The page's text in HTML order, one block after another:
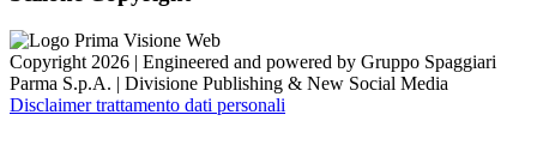
Copyright 2026 | Engineered and powered by Gruppo Spaggiari
Parma S.p.A. | Divisione Publishing & New Social Media
Disclaimer trattamento dati personali